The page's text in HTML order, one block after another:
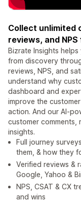
Collect unlimited
reviews, and
Bizrate Insights
from discovery
reviews, NPS, and
understand why
dashboard and
improve the
action. And our AI-
customer comments,
insights.
Full journey
them, & how they
Verified reviews &
Google, Yahoo &
NPS, CSAT & CX
and wins